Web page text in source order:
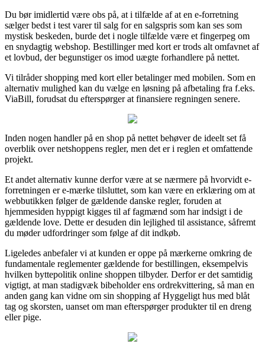
Du bør imidlertid være obs på, at i tilfælde af at en e-forretning
sælger bedst i test varer til salg for en salgspris som kan ses som
mystisk beskeden, burde det i nogle tilfælde være et fingerpeg om
en snydagtig webshop. Bestillinger med kort er trods alt omfavnet af
et lovbud, der begunstiger os imod uægte forhandlere på nettet.
Vi tilråder shopping med kort eller betalinger med mobilen. Som en
alternativ mulighed kan du vælge en løsning på afbetaling fra f.eks.
ViaBill, forudsat du efterspørger at finansiere regningen senere.
Inden nogen handler på en shop på nettet behøver de ideelt set få
overblik over netshoppens regler, men det er i reglen et omfattende
projekt.
Et andet alternativ kunne derfor være at se nærmere på hvorvidt e-
forretningen er e-mærke tilsluttet, som kan være en erklæring om at
webbutikken følger de gældende danske regler, foruden at
hjemmesiden hyppigt kigges til af fagmænd som har indsigt i de
gældende love. Dette er desuden din lejlighed til assistance, såfremt
du møder udfordringer som følge af dit indkøb.
Ligeledes anbefaler vi at kunden er oppe på mærkerne omkring de
fundamentale reglementer gældende for bestillingen, eksempelvis
hvilken byttepolitik online shoppen tilbyder. Derfor er det samtidig
vigtigt, at man stadigvæk bibeholder ens ordrekvittering, så man en
anden gang kan vidne om sin shopping af Hyggeligt hus med blåt
tag og skorsten, uanset om man efterspørger produkter til en dreng
eller pige.